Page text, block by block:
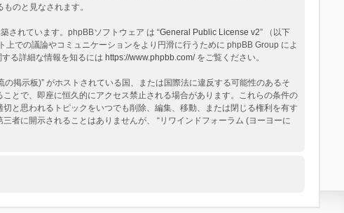
のと見なされます。
されています。phpBBソフトウェア は “General Public License v2” （以下
での議論やコミュニケーションをより円滑に行うために phpBB Group によ
る詳細な情報を知るには https://www.phpbb.com/をご覧ください。
掲示板)” がホストされている国、または国際法に違反する可能性のあるそ
とで、即座に恒久的にアクセス禁止される場合があります。これらの条件の
と思われるトピックをいつでも削除、編集、移動、または閉じる権利を有す
者に開示されることはありませんが、 “リワインドフォーラム (ヨーヨーに